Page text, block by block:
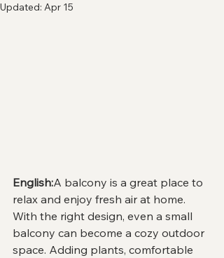
Updated: Apr 15
English:A balcony is a great place to
relax and enjoy fresh air at home.
With the right design, even a small
balcony can become a cozy outdoor
space. Adding plants, comfortable